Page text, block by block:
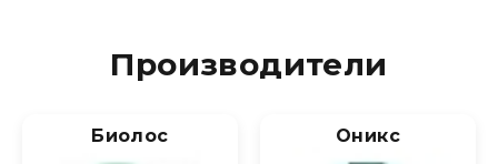
Производители
Биолос Оникс